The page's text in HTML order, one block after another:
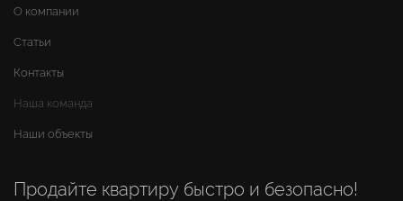
О компании
Статьи
Контакты
Наша команда
Наши объекты
Продайте квартиру быстро и безопасно!